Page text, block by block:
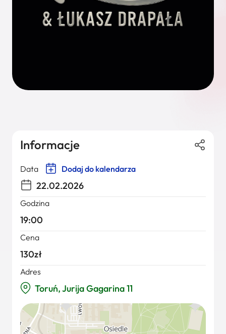
Informacje
Data Dodaj do kalendarza
22.02.2026
Godzina
19:00
Cena
130zł
Adres
Toruń, Jurija Gagarina 11